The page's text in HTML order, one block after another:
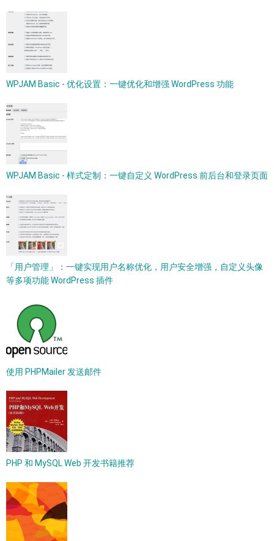
WPJAM Basic - 优化设置：一键优化和增强 WordPress 功能
WPJAM Basic - 样式定制：一键自定义 WordPress 前后台和登录页面
「用户管理」：一键实现用户名称优化，用户安全增强，自定义头像
等多项功能 WordPress 插件
使用 PHPMailer 发送邮件
PHP 和 MySQL Web 开发书籍推荐